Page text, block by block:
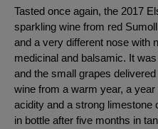
Tasted once again, the 2017
sparkling wine from red
and a very different nose with
medicinal and balsamic. It
and the small grapes
wine from a warm year, a
acidity and a strong limestone
in bottle after five months in